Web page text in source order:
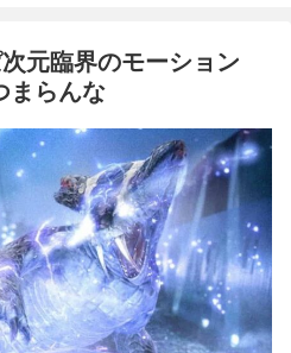
元臨界のモーション
まらんな